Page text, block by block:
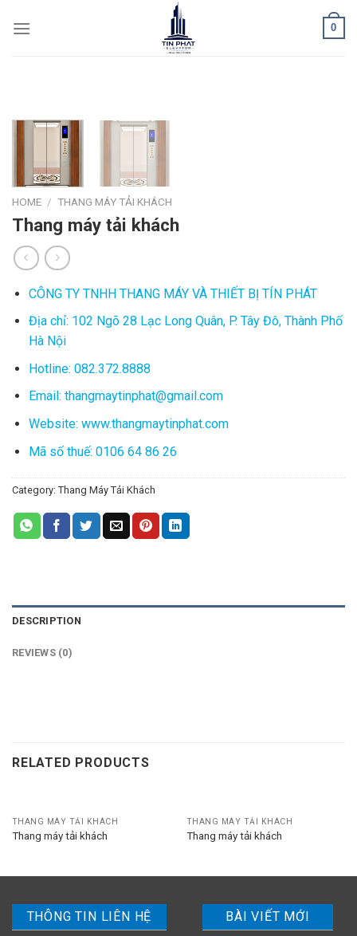
0
HOME / THANG MÁY TẢI KHÁCH
Thang máy tải khách
CÔNG TY TNHH THANG MÁY VÀ THIẾT BỊ TÍN PHÁT
Địa chỉ: 102 Ngõ 28 Lạc Long Quân, P. Tây Đô, Thành Phố
Hà Nội
Hotline: 082.372.8888
Email: thangmaytinphat@gmail.com
Website: www.thangmaytinphat.com
Mã số thuế: 0106 64 86 26
Category: Thang Máy Tải Khách
DESCRIPTION
REVIEWS (0)
RELATED PRODUCTS
THANG MÁY TẢI KHÁCH
Thang máy tải khách
THANG MÁY TẢI KHÁCH
Thang máy tải khách
THÔNG TIN LIÊN HỆ
BÀI VIẾT MỚI